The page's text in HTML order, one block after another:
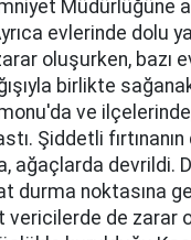
Müdürlüğüne
evlerinde dolu
oluşurken, bazı
birlikte
ve
Şiddetli fırtınanın
ağaçlarda devrildi.
durma noktasına
vericilerde de zarar